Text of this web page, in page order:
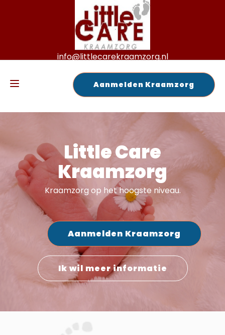
info@littlecarekraamzorg.nl
Aanmelden Kraamzorg
Little Care
Kraamzorg
Kraamzorg op het hoogste niveau.
Aanmelden Kraamzorg
Ik wil meer informatie